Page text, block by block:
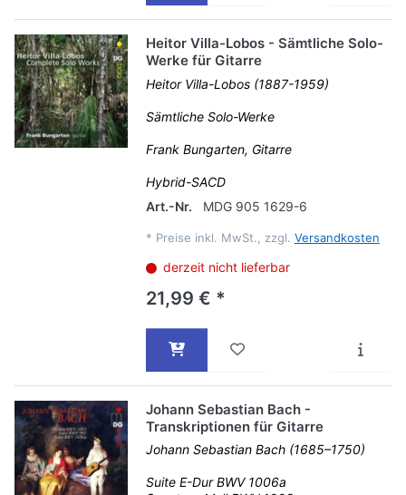
Heitor Villa-Lobos - Sämtliche Solo-
Werke für Gitarre
Heitor Villa-Lobos (1887-1959)
Sämtliche Solo-Werke
Frank Bungarten, Gitarre
Hybrid-SACD
Art.-Nr.
MDG 905 1629-6
* Preise inkl. MwSt., zzgl. Versandkosten
derzeit nicht lieferbar
21,99 € *
Johann Sebastian Bach -
Transkriptionen für Gitarre
Johann Sebastian Bach (1685–1750)
Suite E-Dur BWV 1006a